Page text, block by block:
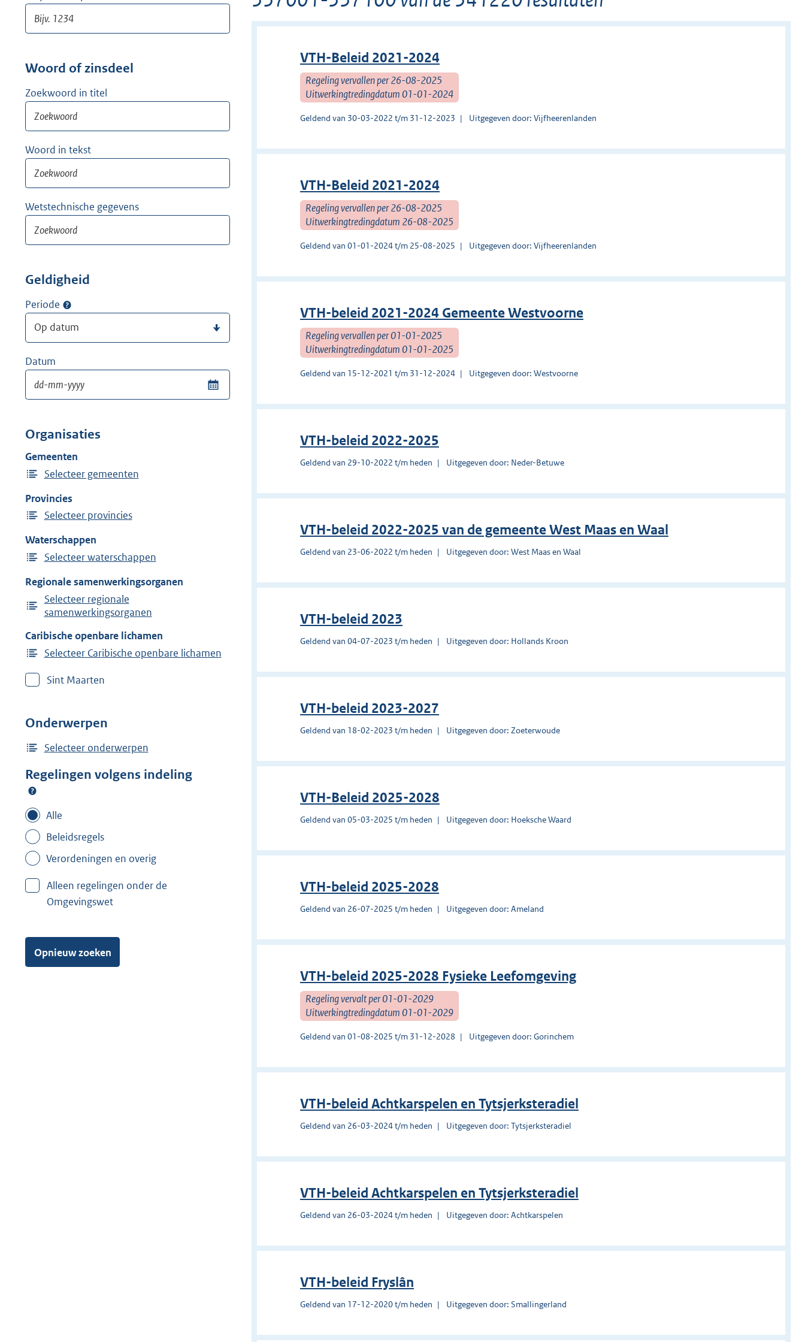
Woord of zinsdeel
Zoekwoord in titel
Woord in tekst
Wetstechnische gegevens
Geldigheid
Periode
Datum
Organisaties
Gemeenten
Selecteer gemeenten
Provincies
Selecteer provincies
Waterschappen
Selecteer waterschappen
Regionale samenwerkingsorganen
Selecteer regionale
samenwerkingsorganen
Caribische openbare lichamen
Selecteer Caribische openbare lichamen
Sint Maarten
Onderwerpen
Selecteer onderwerpen
Regelingen volgens indeling
Alle
Beleidsregels
Verordeningen en overig
Alleen regelingen onder de
Omgevingswet
Opnieuw zoeken
VTH-Beleid 2021-2024
Regeling vervallen per 26-08-2025
Uitwerkingtredingdatum 01-01-2024
Geldend van 30-03-2022 t/m 31-12-2023 Uitgegeven door: Vijfheerenlanden
VTH-Beleid 2021-2024
Regeling vervallen per 26-08-2025
Uitwerkingtredingdatum 26-08-2025
Geldend van 01-01-2024 t/m 25-08-2025 Uitgegeven door: Vijfheerenlanden
VTH-beleid 2021-2024 Gemeente Westvoorne
Regeling vervallen per 01-01-2025
Uitwerkingtredingdatum 01-01-2025
Geldend van 15-12-2021 t/m 31-12-2024 Uitgegeven door: Westvoorne
VTH-beleid 2022-2025
Geldend van 29-10-2022 t/m heden Uitgegeven door: Neder-Betuwe
VTH-beleid 2022-2025 van de gemeente West Maas en Waal
Geldend van 23-06-2022 t/m heden Uitgegeven door: West Maas en Waal
VTH-beleid 2023
Geldend van 04-07-2023 t/m heden Uitgegeven door: Hollands Kroon
VTH-beleid 2023-2027
Geldend van 18-02-2023 t/m heden Uitgegeven door: Zoeterwoude
VTH-Beleid 2025-2028
Geldend van 05-03-2025 t/m heden Uitgegeven door: Hoeksche Waard
VTH-beleid 2025-2028
Geldend van 26-07-2025 t/m heden Uitgegeven door: Ameland
VTH-beleid 2025-2028 Fysieke Leefomgeving
Regeling vervalt per 01-01-2029
Uitwerkingtredingdatum 01-01-2029
Geldend van 01-08-2025 t/m 31-12-2028 Uitgegeven door: Gorinchem
VTH-beleid Achtkarspelen en Tytsjerksteradiel
Geldend van 26-03-2024 t/m heden Uitgegeven door: Tytsjerksteradiel
VTH-beleid Achtkarspelen en Tytsjerksteradiel
Geldend van 26-03-2024 t/m heden Uitgegeven door: Achtkarspelen
VTH-beleid Fryslân
Geldend van 17-12-2020 t/m heden Uitgegeven door: Smallingerland